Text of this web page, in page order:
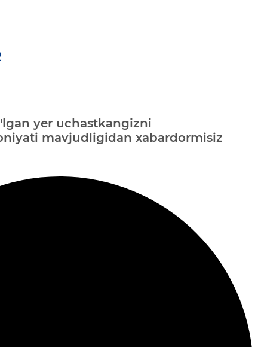
yer uchastkangizni
mavjudligidan xabardormisiz